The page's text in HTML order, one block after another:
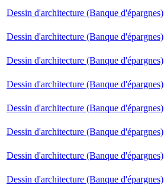
Dessin d'architecture (Banque d'épargnes)
Dessin d'architecture (Banque d'épargnes)
Dessin d'architecture (Banque d'épargnes)
Dessin d'architecture (Banque d'épargnes)
Dessin d'architecture (Banque d'épargnes)
Dessin d'architecture (Banque d'épargnes)
Dessin d'architecture (Banque d'épargnes)
Dessin d'architecture (Banque d'épargnes)